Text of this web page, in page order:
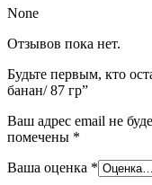
None
Отзывов пока нет.
Будьте первым, кто
банан/ 87 гр”
Ваш адрес email не
помечены *
Ваша оценка *